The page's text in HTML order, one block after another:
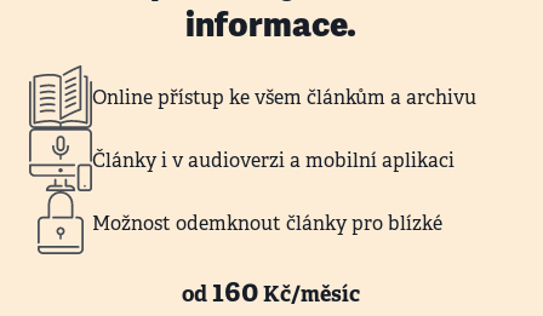
informace.
Online přístup ke všem článkům a archivu
Články i v audioverzi a mobilní aplikaci
Možnost odemknout články pro blízké
od160Kč/měsíc